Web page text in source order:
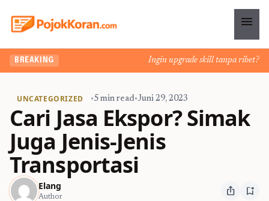
menu
BREAKING Ingin upgrade skill tanpa ribet?
UNCATEGORIZED •5 min read•Juni 29, 2023
Cari Jasa Ekspor? Simak
Juga Jenis-Jenis
Transportasi
Elang
Author ios_share bookmark_add